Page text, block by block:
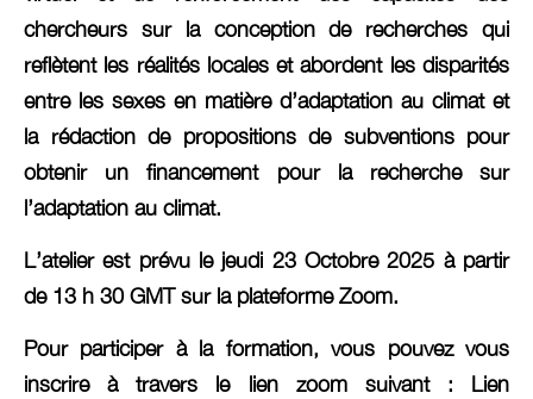
chercheurs sur la conception de recherches qui
reflètent les réalités locales et abordent les disparités
entre les sexes en matière d’adaptation au climat et
la rédaction de propositions de subventions pour
obtenir un financement pour la recherche sur
l’adaptation au climat.
L’atelier est prévu le jeudi 23 Octobre 2025 à partir
de 13 h 30 GMTsur la plateformeZoom.
Pour participer à la formation, vous pouvez vous
inscrire à travers le lien zoom suivant : Lien